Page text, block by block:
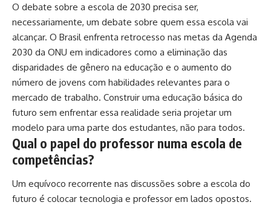
O debate sobre a escola de 2030 precisa ser,
necessariamente, um debate sobre quem essa escola vai
alcançar. O Brasil enfrenta retrocesso nas metas da Agenda
2030 da ONU em indicadores como a eliminação das
disparidades de gênero na educação e o aumento do
número de jovens com habilidades relevantes para o
mercado de trabalho. Construir uma educação básica do
futuro sem enfrentar essa realidade seria projetar um
modelo para uma parte dos estudantes, não para todos.
Qual o papel do professor numa escola de
competências?
Um equívoco recorrente nas discussões sobre a escola do
futuro é colocar tecnologia e professor em lados opostos.